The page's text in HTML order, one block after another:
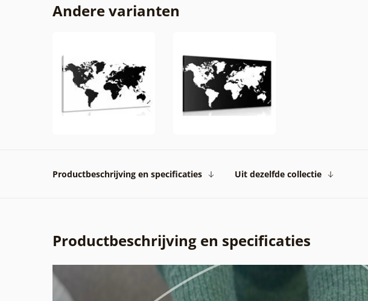
Andere varianten
Productbeschrijving en specificaties Uit dezelfde collectie
Productbeschrijving en specificaties